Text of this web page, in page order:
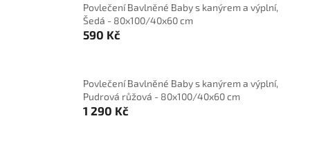
Povlečení Bavlněné Baby s kanýrem a výplní,
Šedá - 80x100/40x60 cm
590 Kč
Povlečení Bavlněné Baby s kanýrem a výplní,
Pudrová růžová - 80x100/40x60 cm
1 290 Kč